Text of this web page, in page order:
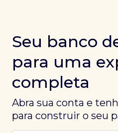
Seu banco
para uma
completa
Abra sua conta e
para construir o seu